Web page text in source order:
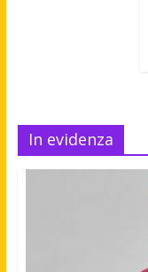
In evidenza